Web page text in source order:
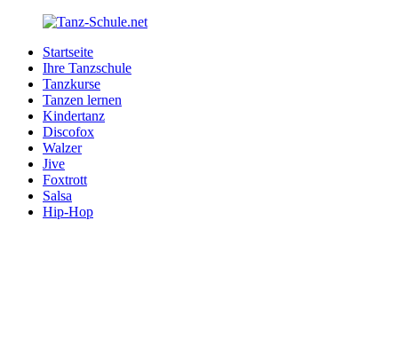
Zurück
Inhalt
Tanz-
Schule.net
Ihre
Tanzschule
Internet
Startseite
Ihre Tanzschule
Tanzkurse
Tanzen lernen
Kindertanz
Discofox
Walzer
Jive
Foxtrott
Salsa
Hip-Hop